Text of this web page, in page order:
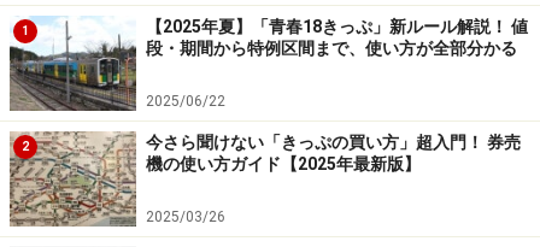
寝台列車に乗る際、「乗車券」「特急券または急行券」
「寝台券」が必要です。別々に買わない限り、通常は1
枚の切符にまとめて発行されることが多いでしょう。
お子さんと寝台列車に乗る場合、「おとな1人＋こども1
人」あるいは「こども2人」で1つの寝台を利用できます
（「こども」には幼児または乳児を含む）。
1
【2025年夏】「青春18きっぷ」新ルール解説！ 値
段・期間から特例区間まで、使い方が全部分かる
2025/06/22
2
今さら聞けない「きっぷの買い方」超入門！ 券売
機の使い方ガイド【2025年最新版】
2025/03/26